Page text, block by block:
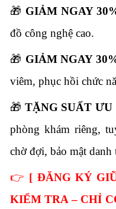
🎁 GIẢM NGAY
đồ công nghệ cao.
🎁 GIẢM NGAY
viêm, phục hồi chức
🎁 TẶNG SUẤT ƯU
phòng khám riêng,
chờ đợi, bảo mật
👉 [ ĐĂNG KÝ
KIỂM TRA – CHỈ